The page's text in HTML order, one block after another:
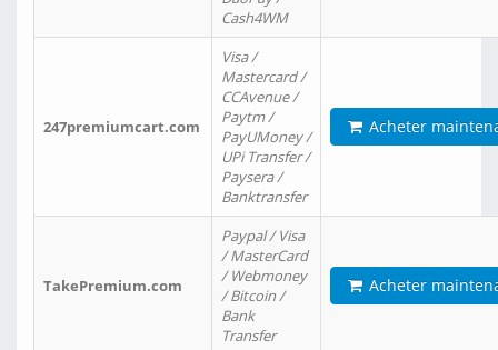
Cash4WM
247premiumcart.com
Visa /
Mastercard /
CCAvenue /
Paytm /
PayUMoney /
UPi Transfer /
Paysera /
Banktransfer
Acheter
TakePremium.com
Paypal / Visa
/ MasterCard
/ Webmoney
/ Bitcoin /
Bank
Transfer
Acheter